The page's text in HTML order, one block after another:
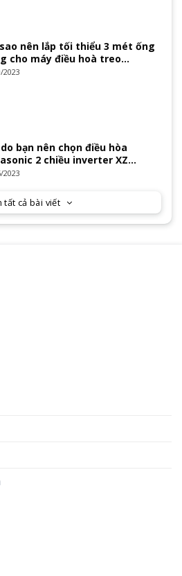
nên lắp tối thiểu 3 mét ống
cho máy điều hoà treo
2023
bạn nên chọn điều hòa
2 chiều inverter XZ
2023
2023
tất cả bài viết